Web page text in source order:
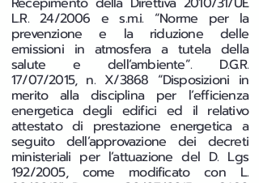
L.R. 24/2006 e s.m.i. “Norme per la
prevenzione e la riduzione delle
emissioni in atmosfera a tutela della
salute e dell’ambiente”. D.G.R.
17/07/2015, n. X/3868 “Disposizioni in
merito alla disciplina per l’efficienza
energetica degli edifici ed il relativo
attestato di prestazione energetica a
seguito dell’approvazione dei decreti
ministeriali per l’attuazione del D. Lgs
192/2005, come modificato con L.